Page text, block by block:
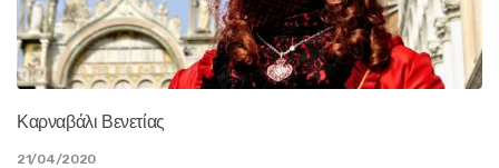
Καρναβάλι Βενετίας
21/04/2020